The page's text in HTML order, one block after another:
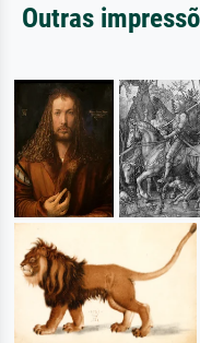
Outras